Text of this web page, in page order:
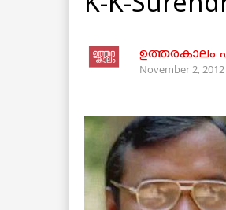
ഉത്തരകാലം
November 2, 2012